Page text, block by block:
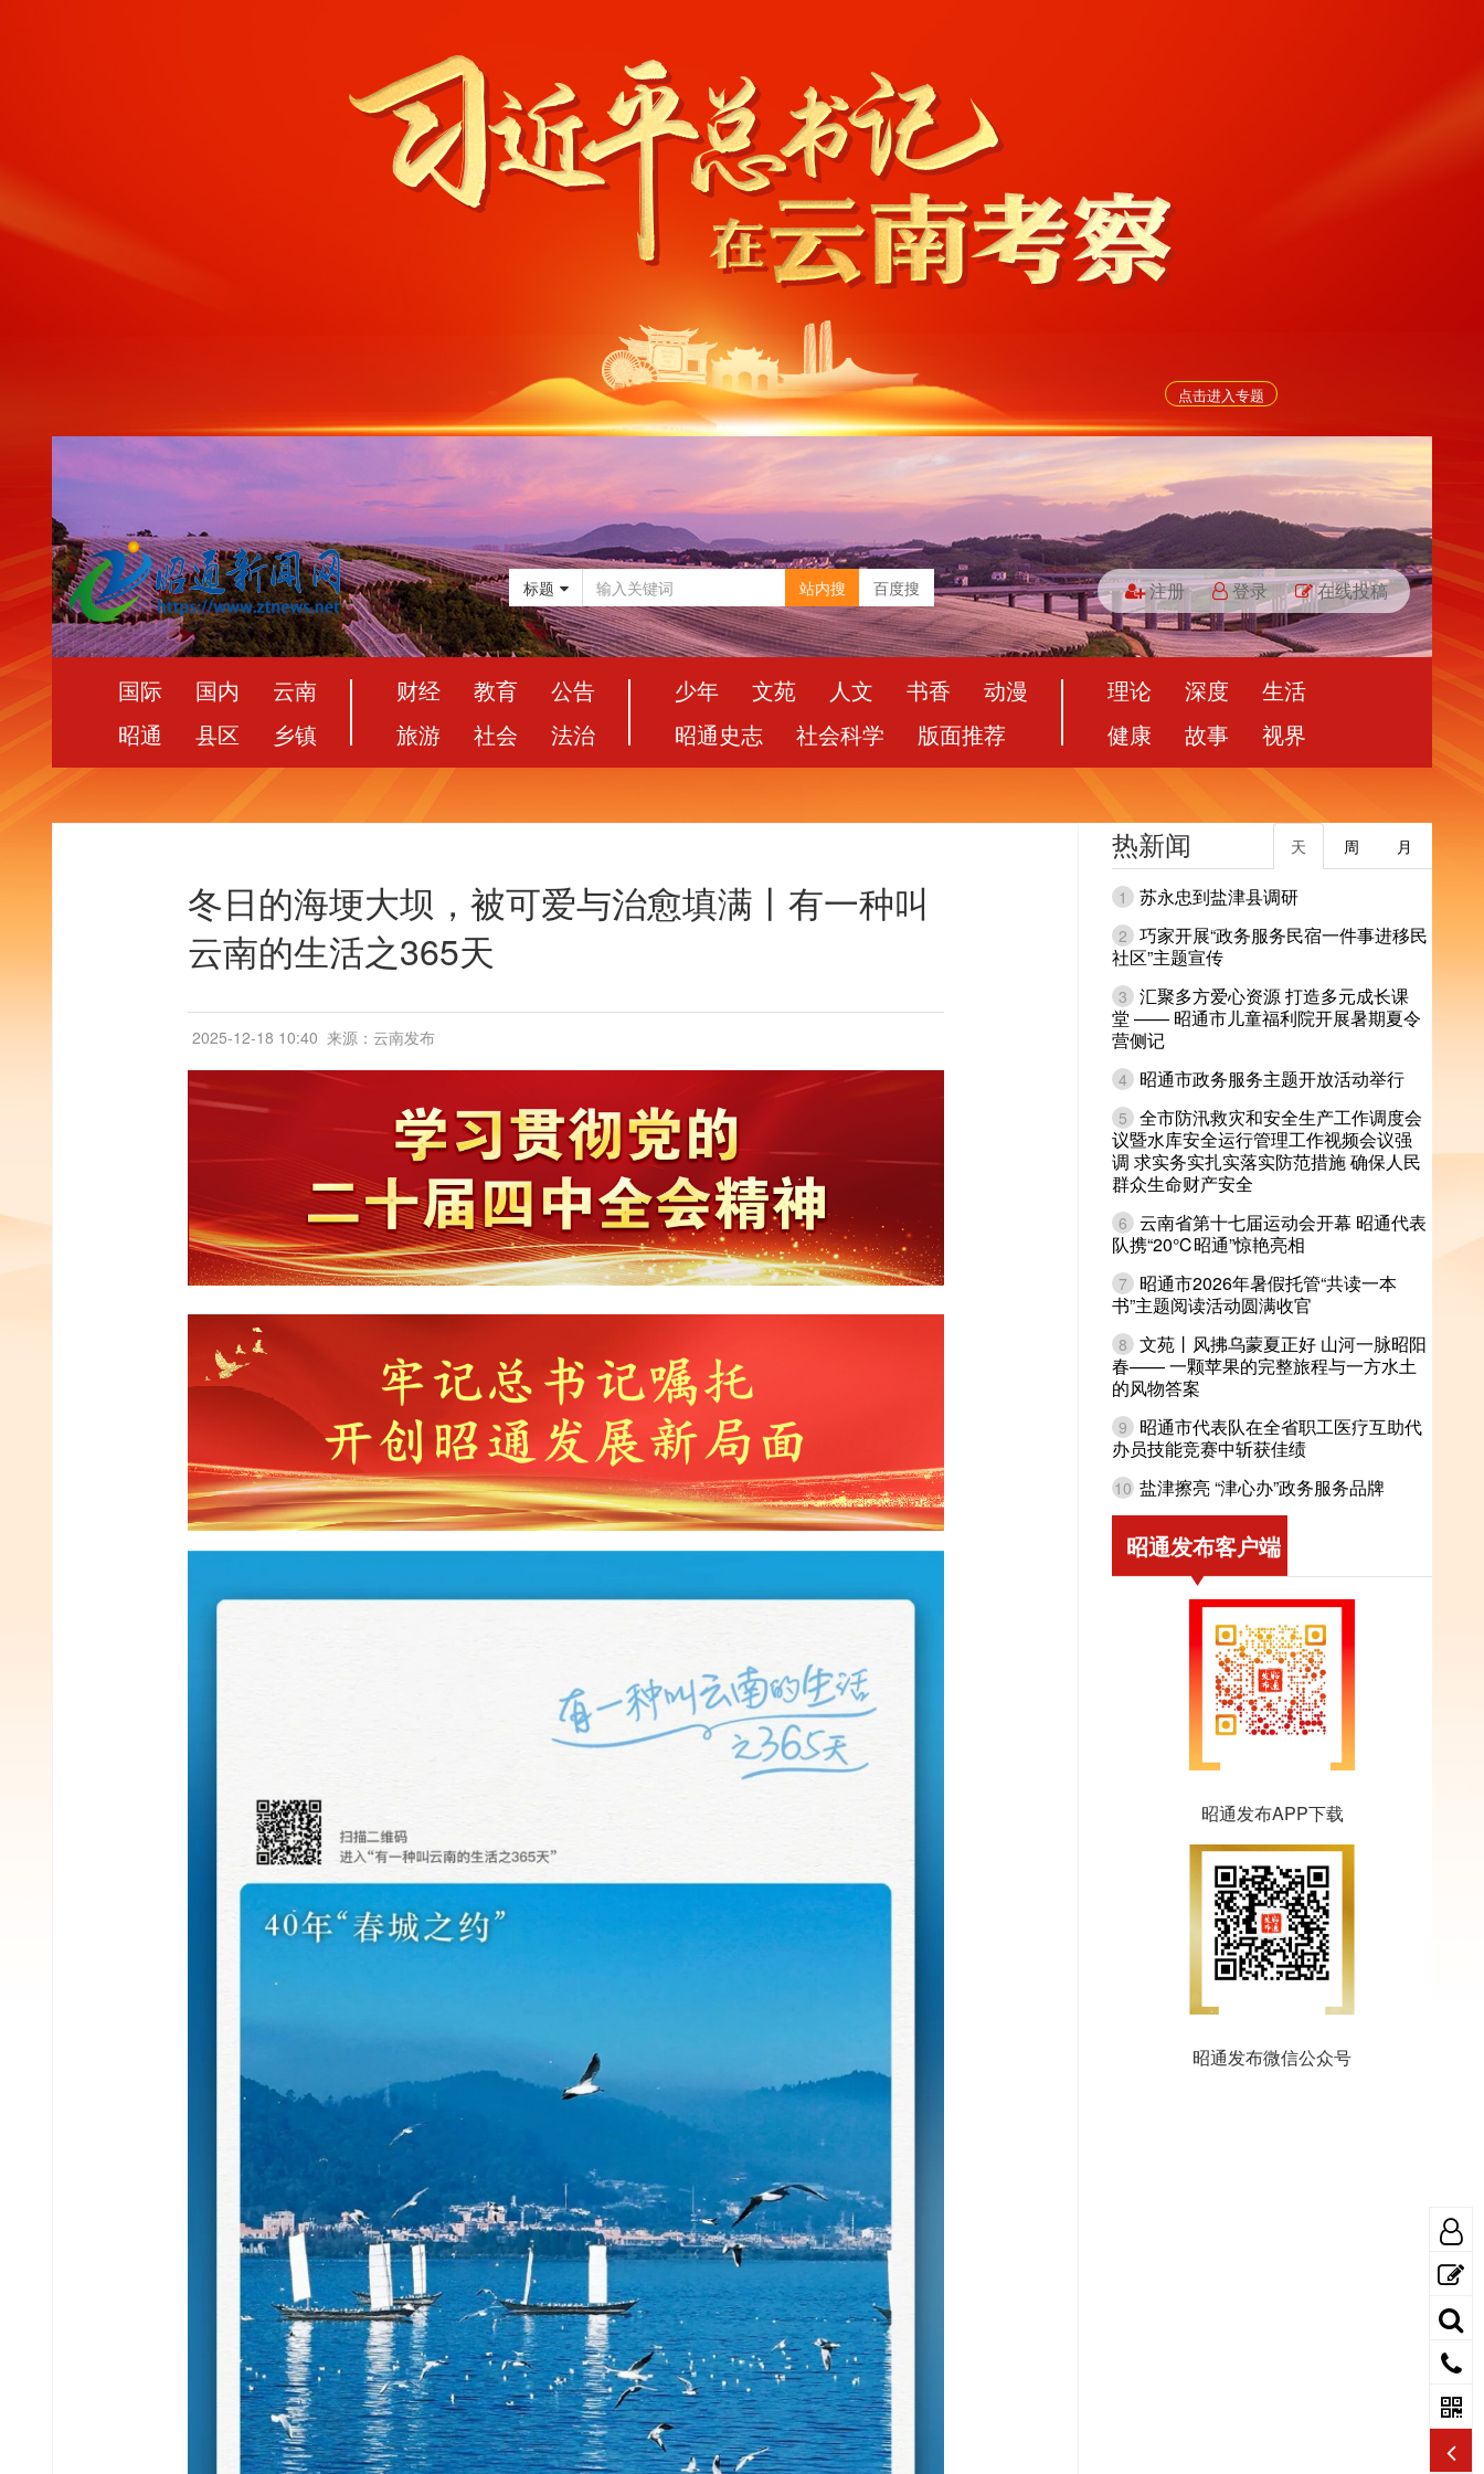
点击进入专题
标题 站内搜 百度搜 注册 登录 在线投稿
国际 国内
云南
昭通
县区 乡镇
财经 教育
公告
旅游
社会 法治
少年 文苑 人文 书香
动漫
昭通史志
社会科学 版面推荐
理论 深度
生活
健康
故事 视界
冬日的海埂大坝，被可爱与治愈填满丨有一种叫
云南的生活之365天
2025-12-18 10:40 来源：云南发布
热新闻 月
周
天
1 苏永忠到盐津县调研
2 巧家开展“政务服务民宿一件事进移民
社区”主题宣传
3 汇聚多方爱心资源 打造多元成长课
堂 —— 昭通市儿童福利院开展暑期夏令
营侧记
4 昭通市政务服务主题开放活动举行
5 全市防汛救灾和安全生产工作调度会
议暨水库安全运行管理工作视频会议强
调 求实务实扎实落实防范措施 确保人民
群众生命财产安全
6 云南省第十七届运动会开幕 昭通代表
队携“20℃昭通”惊艳亮相
7
昭通市2026年暑假托管“共读一本
书”主题阅读活动圆满收官
8 文苑丨风拂乌蒙夏正好 山河一脉昭阳
春—— 一颗苹果的完整旅程与一方水土
的风物答案
9
昭通市代表队在全省职工医疗互助代
办员技能竞赛中斩获佳绩
10 盐津擦亮 “津心办”政务服务品牌
昭通发布客户端
昭通发布APP下载
昭通发布微信公众号